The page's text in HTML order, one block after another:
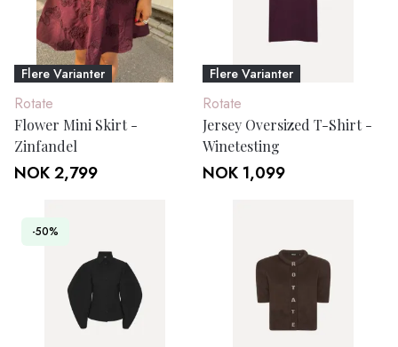
Flere Varianter
Rotate
Flower Mini Skirt -
Zinfandel
NOK 2,799
Flere Varianter
Rotate
Jersey Oversized T-Shirt -
Winetesting
NOK 1,099
-50%